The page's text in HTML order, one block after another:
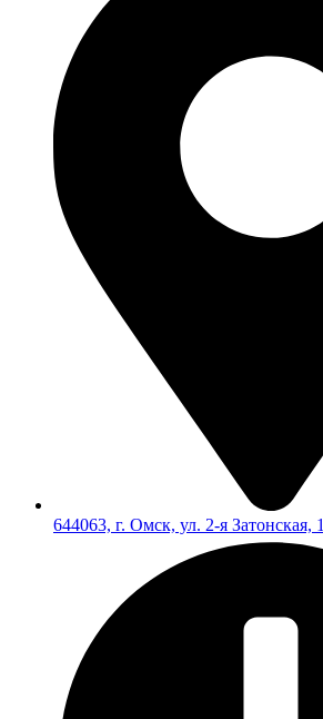
644063, г. Омск, ул. 2-я Затонская, 1